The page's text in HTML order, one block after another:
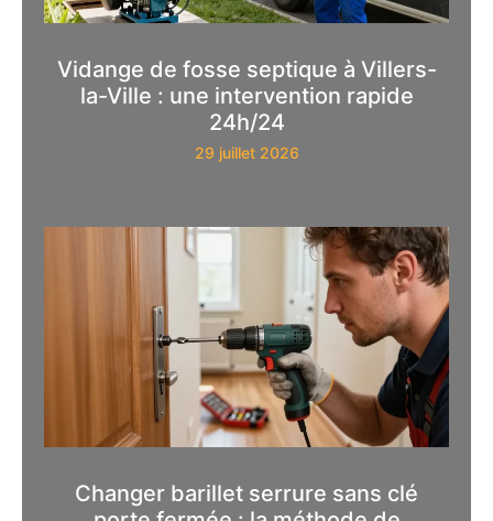
Vidange de fosse septique à Villers-
la-Ville : une intervention rapide
24h/24
29 juillet 2026
Changer barillet serrure sans clé